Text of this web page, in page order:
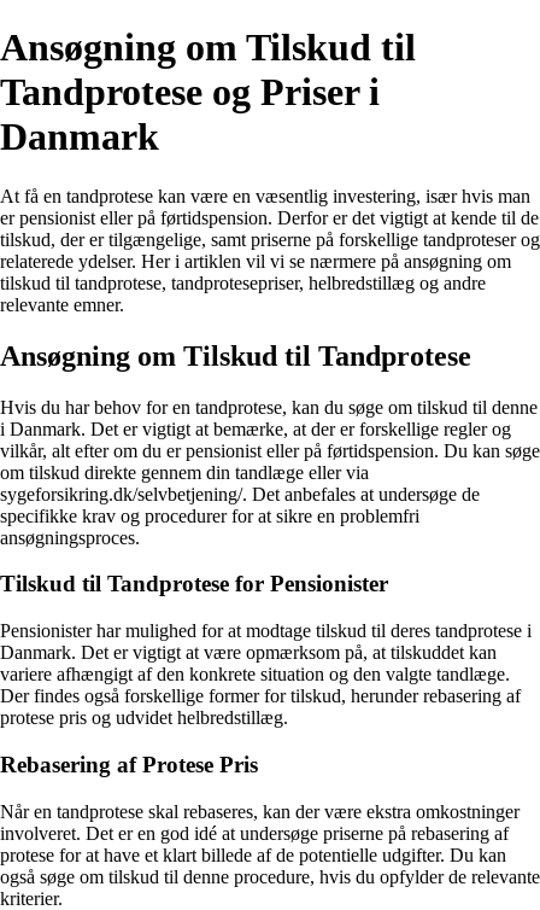
Ansøgning om Tilskud til
Tandprotese og Priser i
Danmark
At få en tandprotese kan være en væsentlig investering, især hvis man
er pensionist eller på førtidspension. Derfor er det vigtigt at kende til de
tilskud, der er tilgængelige, samt priserne på forskellige tandproteser og
relaterede ydelser. Her i artiklen vil vi se nærmere på ansøgning om
tilskud til tandprotese, tandprotesepriser, helbredstillæg og andre
relevante emner.
Ansøgning om Tilskud til Tandprotese
Hvis du har behov for en tandprotese, kan du søge om tilskud til denne
i Danmark. Det er vigtigt at bemærke, at der er forskellige regler og
vilkår, alt efter om du er pensionist eller på førtidspension. Du kan søge
om tilskud direkte gennem din tandlæge eller via
sygeforsikring.dk/selvbetjening/. Det anbefales at undersøge de
specifikke krav og procedurer for at sikre en problemfri
ansøgningsproces.
Tilskud til Tandprotese for Pensionister
Pensionister har mulighed for at modtage tilskud til deres tandprotese i
Danmark. Det er vigtigt at være opmærksom på, at tilskuddet kan
variere afhængigt af den konkrete situation og den valgte tandlæge.
Der findes også forskellige former for tilskud, herunder rebasering af
protese pris og udvidet helbredstillæg.
Rebasering af Protese Pris
Når en tandprotese skal rebaseres, kan der være ekstra omkostninger
involveret. Det er en god idé at undersøge priserne på rebasering af
protese for at have et klart billede af de potentielle udgifter. Du kan
også søge om tilskud til denne procedure, hvis du opfylder de relevante
kriterier.